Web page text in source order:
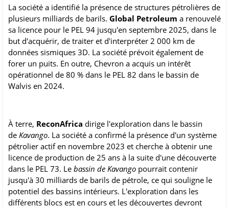
La société a identifié la présence de structures pétrolières de
plusieurs milliards de barils. Global Petroleum a renouvelé
sa licence pour le PEL 94 jusqu'en septembre 2025, dans le
but d'acquérir, de traiter et d'interpréter 2 000 km de
données sismiques 3D. La société prévoit également de
forer un puits. En outre, Chevron a acquis un intérêt
opérationnel de 80 % dans le PEL 82 dans le bassin de
Walvis en 2024.
À terre, ReconAfrica dirige l'exploration dans le bassin
de Kavango. La société a confirmé la présence d'un système
pétrolier actif en novembre 2023 et cherche à obtenir une
licence de production de 25 ans à la suite d'une découverte
dans le PEL 73. Le bassin de Kavango pourrait contenir
jusqu'à 30 milliards de barils de pétrole, ce qui souligne le
potentiel des bassins intérieurs. L'exploration dans les
différents blocs est en cours et les découvertes devront